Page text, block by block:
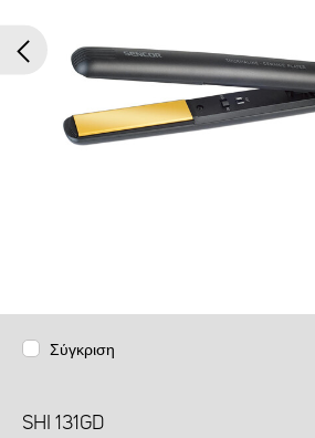
ΕΊΔΗ ΓΡΑΦΕΊΟΥ ΚΑΙ ΚΑΛΏΔΙΑ
Σύγκριση
SHI 131GD